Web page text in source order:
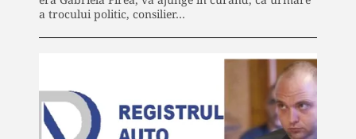
a trocului politic, consilier…